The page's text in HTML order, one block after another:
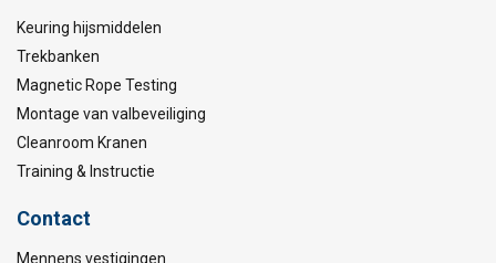
Keuring hijsmiddelen
Trekbanken
Magnetic Rope Testing
Montage van valbeveiliging
Cleanroom Kranen
Training & Instructie
Contact
Mennens vestigingen